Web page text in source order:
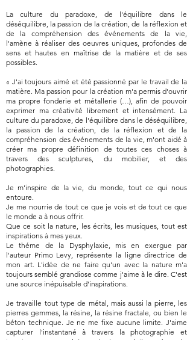
La culture du paradoxe, de l'équilibre dans le
déséquilibre, la passion de la création, de la réflexion et
de la compréhension des événements de la vie,
l'amène à réaliser des oeuvres uniques, profondes de
sens et hautes en maîtrise de la matière et de ses
possibles.
« J'ai toujours aimé et été passionné par le travail de la
matière. Ma passion pour la création m'a permis d'ouvrir
ma propre fonderie et métallerie (…), afin de pouvoir
exprimer ma créativité librement et intensément. La
culture du paradoxe, de l'équilibre dans le déséquilibre,
la passion de la création, de la réflexion et de la
compréhension des événements de la vie, m'ont aidé à
créer ma propre définition de toutes ces choses à
travers des sculptures, du mobilier, et des
photographies.
Je m’inspire de la vie, du monde, tout ce qui nous
entoure.
Je me nourrie de tout ce que je vois et de tout ce que
le monde a à nous offrir.
Que ce soit la nature, les écrits, les musiques, tout est
inspirations à mes yeux.
Le théme de la Dysphylaxie, mis en exergue par
l'auteur Primo Levy, représente la ligne directrice de
mon art. L'idée de ne faire qu'un avec la nature m'a
toujours semblé grandiose comme j'aime à le dire. C'est
une source inépuisable d'inspirations.
Je travaille tout type de métal, mais aussi la pierre, les
pierres gemmes, la résine, la résine fractale, ou bien le
béton technique. Je ne me fixe aucune limite. J'aime
capturer l'instantané à travers la photographie et